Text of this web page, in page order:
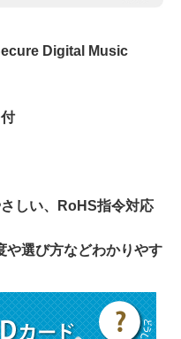
Digital Music
しい、RoHS指令対応
や選び方などわかりやす